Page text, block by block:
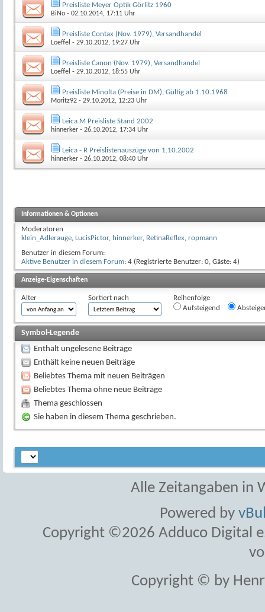
Preisliste Meyer Optik Görlitz 1960
BiNo - 02.10.2014, 17:11 Uhr
Preisliste Contax (Nov. 1979), Versandhandel
Loeffel - 29.10.2012, 19:27 Uhr
Preisliste Canon (Nov. 1979), Versandhandel
Loeffel - 29.10.2012, 18:55 Uhr
Preisliste Minolta (Preise in DM), Gültig ab 1.10.1968
Moritz92 - 29.10.2012, 12:23 Uhr
Leica M Preisliste Stand 2002
hinnerker - 26.10.2012, 17:34 Uhr
Leica - R Preislistenauszüge von 1.10.2002
hinnerker - 26.10.2012, 08:40 Uhr
Informationen & Optionen
Moderatoren
klein_Adlerauge, LucisPictor, hinnerker, RetinaReflex, ropmann
Benutzer in diesem Forum:
Aktive Benutzer in diesem Forum: 4 (Registrierte Benutzer: 0, Gäste: 4)
Anzeige-Eigenschaften
Alter Sortiert nach
Reihenfolge
Aufsteigend
Symbol-Legende
Enthält ungelesene Beiträge
Enthält keine neuen Beiträge
Beliebtes Thema mit neuen Beiträgen
Beliebtes Thema ohne neue Beiträge
Thema geschlossen
Sie haben in diesem Thema geschrieben.
Alle Zeitangaben in
Powered by
Copyright ©2026 Adduco Digital
Copyright © by